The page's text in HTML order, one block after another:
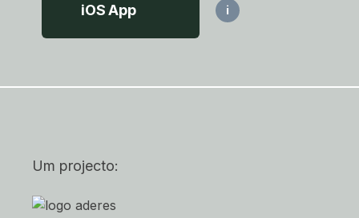
iOS App i
Um projecto: